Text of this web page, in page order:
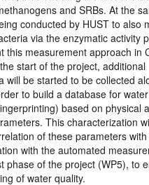
and SRBs. At the
conducted by HUST to also
via the enzymatic activity
this measurement approach in
start of the project, additional
will be started to be collected
to build a database for
based on physical
This characterization
of these parameters
with the automated
phase of the project (WP5), to
of water quality.